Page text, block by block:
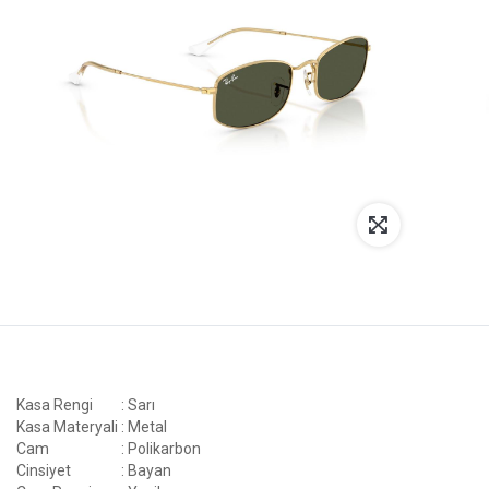
Kasa Rengi
: Sarı
Kasa Materyali : Metal
Cam
: Polikarbon
Cinsiyet
: Bayan